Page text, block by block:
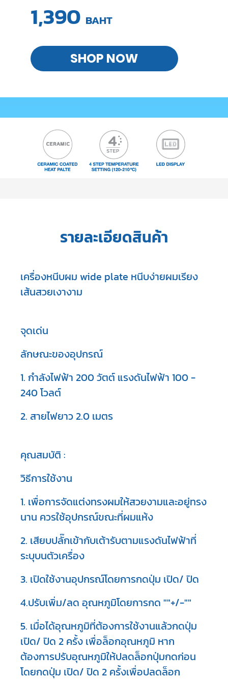
1,390 BAHT
SHOP NOW
รายละเอียดสินค้า
เครื่องหนีบผม wide plate หนีบง่ายผมเรียง
เส้นสวยเงางาม
จุดเด่น
ลักษณะของอุปกรณ์
1. กำลังไฟฟ้า 200 วัตต์ แรงดันไฟฟ้า 100 -
240 โวลต์
2. สายไฟยาว 2.0 เมตร
คุณสมบัติ :
วิธีการใช้งาน
1. เพื่อการจัดแต่งทรงผมให้สวยงามและอยู่ทรง
นาน ควรใช้อุปกรณ์ขณะที่ผมแห้ง
2. เสียบปลั๊กเข้ากับเต้ารับตามแรงดันไฟฟ้าที่
ระบุบนตัวเครื่อง
3. เปิดใช้งานอุปกรณ์โดยการกดปุ่ม เปิด/ ปิด
4.ปรับเพิ่ม/ลด อุณหภูมิโดยการกด ""+/-""
5. เมื่อได้อุณหภูมิที่ต้องการใช้งานแล้วกดปุ่ม
เปิด/ ปิด 2 ครั้ง เพื่อล็อกอุณหภูมิ หาก
ต้องการปรับอุณหภูมิให้ปลดล็อกปุ่มกดก่อน
โดยกดปุ่ม เปิด/ ปิด 2 ครั้งเพื่อปลดล็อก